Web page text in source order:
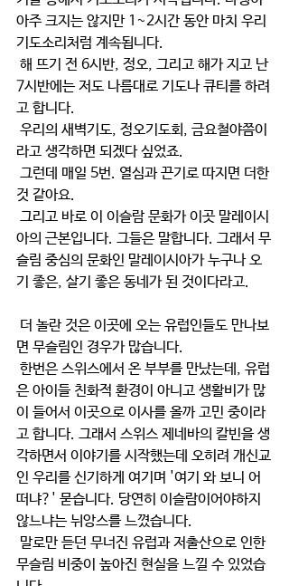
아주 크지는 않지만 1~2시간 동안 마치 우리
기도소리처럼 계속됩니다.
7시반에는 저도 나름대로 기도나 큐티를 하려
고 합니다.
라고 생각하면 되겠다 싶었죠.
것 같아요.
아의 근본입니다. 그들은 말합니다. 그래서 무
슬림 중심의 문화인 말레이시아가 누구나 오
기 좋은, 살기 좋은 동네가 된 것이다라고.
면 무슬림인 경우가 많습니다.
은 아이들 친화적 환경이 아니고 생활비가 많
이 들어서 이곳으로 이사를 올까 고민 중이라
고 합니다. 그래서 스위스 제네바의 칼빈을 생
각하면서 이야기를 시작했는데 오히려 개신교
인 우리를 신기하게 여기며 '여기 와 보니 어
떠냐?' 묻습니다. 당연히 이슬람이어야하지
않느냐는 뉘앙스를 느꼈습니다.
무슬림 비중이 높아진 현실을 느낄 수 있었습